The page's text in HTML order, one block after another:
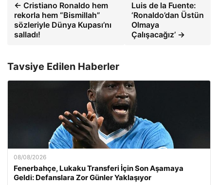
← Cristiano Ronaldo hem
rekorla hem “Bismillah”
sözleriyle Dünya Kupası’nı
salladı!
Luis de la Fuente:
‘Ronaldo’dan Üstün
Olmaya
Çalışacağız’ →
Tavsiye Edilen Haberler
08/08/2026
Fenerbahçe, Lukaku Transferi İçin Son Aşamaya
Geldi: Defanslara Zor Günler Yaklaşıyor